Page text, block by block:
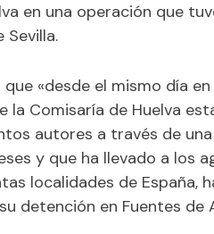
en una operación que
Sevilla.
«desde el mismo día
la Comisaría de Huelva
autores a través de
y que ha llevado a los
localidades de España,
detención en Fuentes de